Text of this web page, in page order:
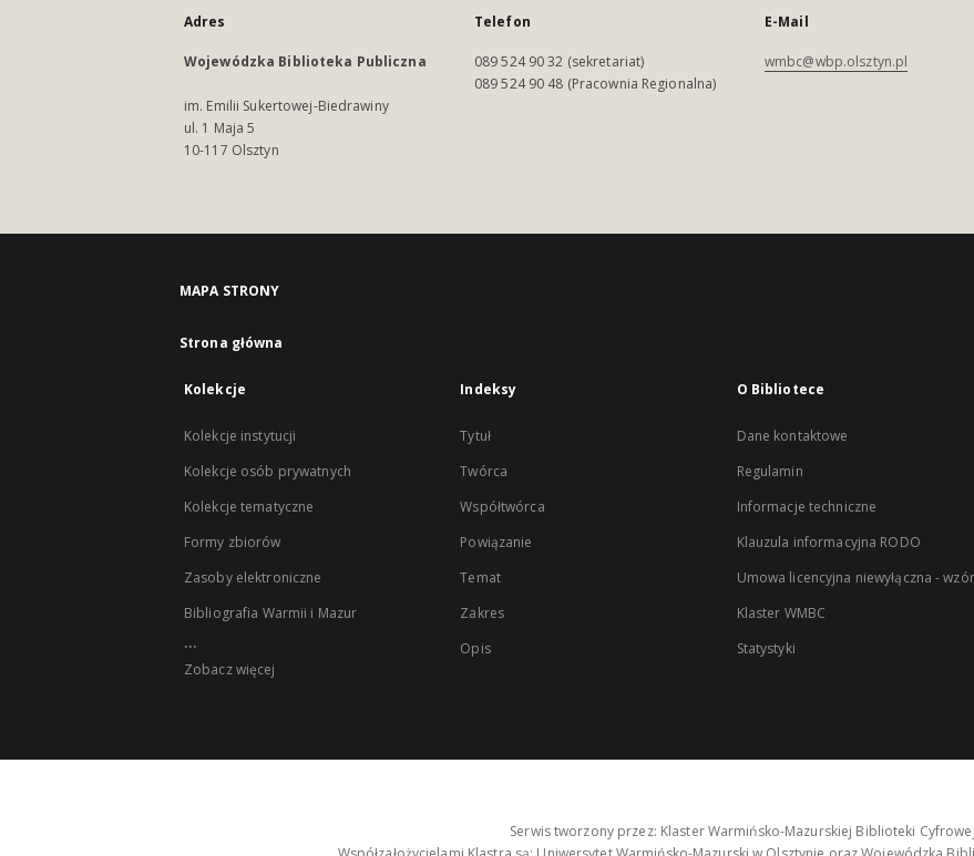
Adres
Wojewódzka Biblioteka Publiczna
im. Emilii Sukertowej-Biedrawiny
ul. 1 Maja 5
10-117 Olsztyn
Telefon
089 524 90 32 (sekretariat)
089 524 90 48 (Pracownia Regionalna)
E-Mail
wmbc@wbp.olsztyn.pl
MAPA STRONY
Strona główna
Kolekcje
Kolekcje instytucji
Kolekcje osób prywatnych
Kolekcje tematyczne
Formy zbiorów
Zasoby elektroniczne
Bibliografia Warmii i Mazur
...
Zobacz więcej
Indeksy
Tytuł
Twórca
Współtwórca
Powiązanie
Temat
Zakres
Opis
O Bibliotece
Dane kontaktowe
Regulamin
Informacje techniczne
Klauzula informacyjna RODO
Umowa licencyjna niewyłączna - wzór
Klaster WMBC
Statystyki
Serwis tworzony przez: Klaster Warmińsko-Mazurskiej Biblioteki